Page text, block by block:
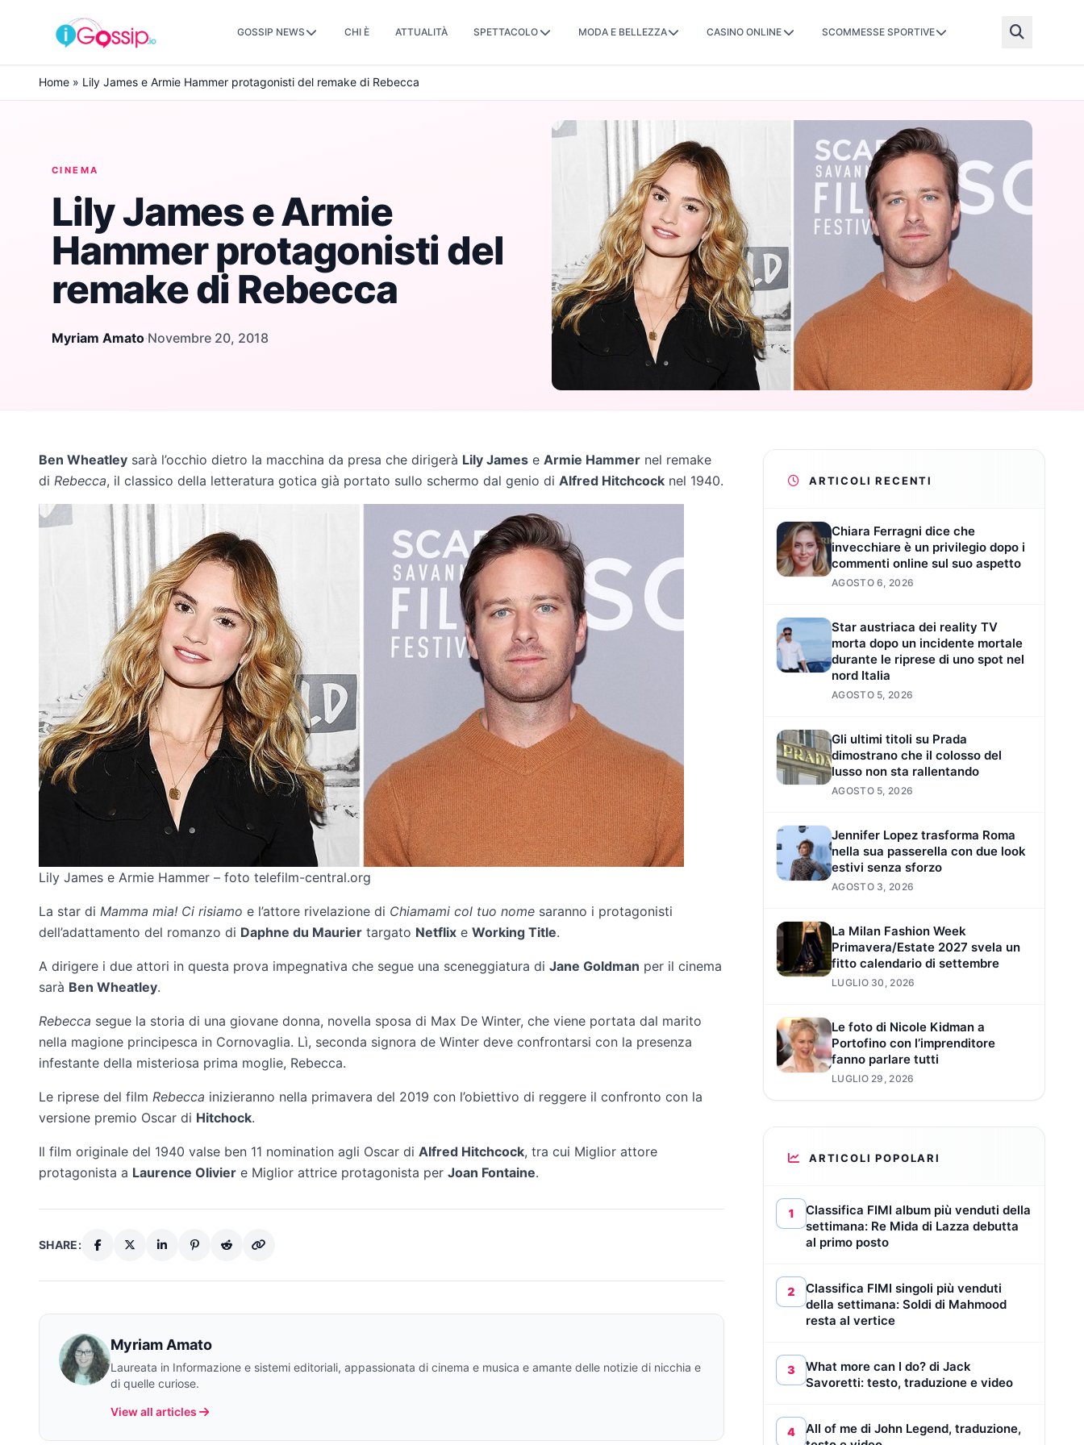
Skip to content
GOSSIP NEWS CHI È ATTUALITÀ SPETTACOLO MODA E BELLEZZA CASINO ONLINE SCOMMESSE SPORTIVE
Home » Lily James e Armie Hammer protagonisti del remake di Rebecca
CINEMA
Lily James e Armie
Hammer protagonisti del
remake di Rebecca
Myriam Amato·Novembre 20, 2018
Ben Wheatley sarà l’occhio dietro la macchina da presa che dirigerà Lily James e Armie Hammer nel remake
di Rebecca, il classico della letteratura gotica già portato sullo schermo dal genio di Alfred Hitchcock nel 1940.
Lily James e Armie Hammer – foto telefilm-central.org
La star di Mamma mia! Ci risiamo e l’attore rivelazione di Chiamami col tuo nome saranno i protagonisti
dell’adattamento del romanzo di Daphne du Maurier targato Netflix e Working Title.
A dirigere i due attori in questa prova impegnativa che segue una sceneggiatura di Jane Goldman per il cinema
sarà Ben Wheatley.
Rebecca segue la storia di una giovane donna, novella sposa di Max De Winter, che viene portata dal marito
nella magione principesca in Cornovaglia. Lì, seconda signora de Winter deve confrontarsi con la presenza
infestante della misteriosa prima moglie, Rebecca.
Le riprese del film Rebecca inizieranno nella primavera del 2019 con l’obiettivo di reggere il confronto con la
versione premio Oscar di Hitchock.
Il film originale del 1940 valse ben 11 nomination agli Oscar di Alfred Hitchcock, tra cui Miglior attore
protagonista a Laurence Olivier e Miglior attrice protagonista per Joan Fontaine.
SHARE:
Myriam Amato
Laureata in Informazione e sistemi editoriali, appassionata di cinema e musica e amante delle notizie di nicchia e
di quelle curiose.
View all articles
ARTICOLI RECENTI
Chiara Ferragni dice che
invecchiare è un privilegio dopo i
commenti online sul suo aspetto
AGOSTO 6, 2026
Star austriaca dei reality TV
morta dopo un incidente mortale
durante le riprese di uno spot nel
nord Italia
AGOSTO 5, 2026
Gli ultimi titoli su Prada
dimostrano che il colosso del
lusso non sta rallentando
AGOSTO 5, 2026
Jennifer Lopez trasforma Roma
nella sua passerella con due look
estivi senza sforzo
AGOSTO 3, 2026
La Milan Fashion Week
Primavera/Estate 2027 svela un
fitto calendario di settembre
LUGLIO 30, 2026
Le foto di Nicole Kidman a
Portofino con l’imprenditore
fanno parlare tutti
LUGLIO 29, 2026
ARTICOLI POPOLARI
1
Classifica FIMI album più venduti della
settimana: Re Mida di Lazza debutta
al primo posto
2
Classifica FIMI singoli più venduti
della settimana: Soldi di Mahmood
resta al vertice
3
What more can I do? di Jack
Savoretti: testo, traduzione e video
4
All of me di John Legend, traduzione,